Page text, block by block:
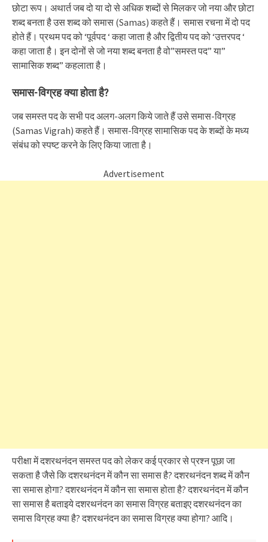
छोटा रूप। अथार्त जब दो या दो से अधिक शब्दों से मिलकर जो नया और छोटा
शब्द बनता है उस शब्द को समास (Samas) कहते हैं। समास रचना में दो पद
होते हैं। प्रथम पद को ‘पूर्वपद ‘ कहा जाता है और द्वितीय पद को ‘उत्तरपद ‘
कहा जाता है। इन दोनों से जो नया शब्द बनता है वो”समस्त पद” या”
सामासिक शब्द” कहलाता है।
समास-विग्रह क्या होता है?
जब समस्त पद के सभी पद अलग-अलग किये जाते हैं उसे समास-विग्रह
(Samas Vigrah) कहते हैं। समास-विग्रह सामासिक पद के शब्दों के मध्य
संबंध को स्पष्ट करने के लिए किया जाता है।
Advertisement
परीक्षा में दशरथनंदन समस्त पद को लेकर कई प्रकार से प्रश्न पूछा जा
सकता है जैसे कि दशरथनंदन में कौन सा समास है? दशरथनंदन शब्द में कौन
सा समास होगा? दशरथनंदन में कौन सा समास होता है? दशरथनंदन में कौन
सा समास है बताइये दशरथनंदन का समास विग्रह बताइए दशरथनंदन का
समास विग्रह क्या है? दशरथनंदन का समास विग्रह क्या होगा? आदि।